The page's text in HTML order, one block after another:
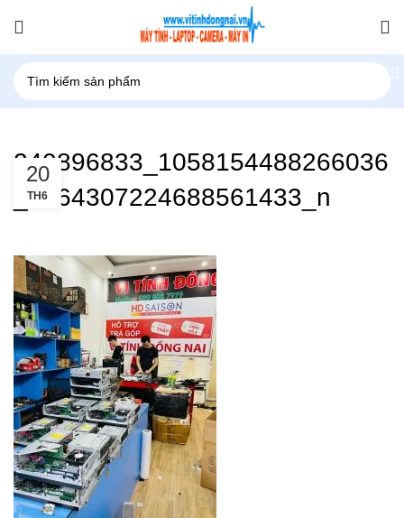
240896833_1058154488266036
_7664307224688561433_n
20
TH6